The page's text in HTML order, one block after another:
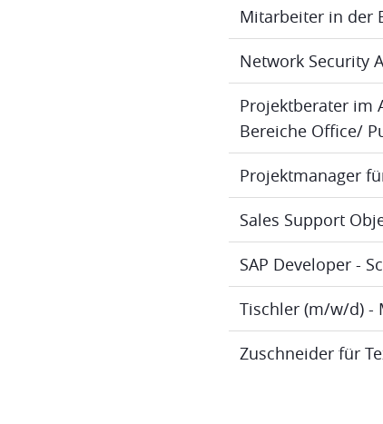
Mitarbeiter in der
Network Security
Projektberater im
Bereiche Office/
Projektmanager
Sales Support
SAP Developer -
Tischler (m/w/d) -
Zuschneider für